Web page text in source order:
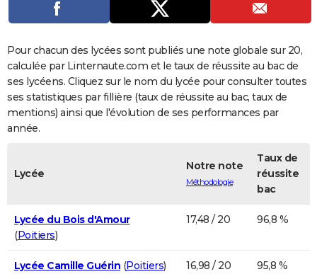
Dictionnaire
Biographies
Expressions
Proverbes
PROGRAMME TV
COPAINS D'AVANT
S'inscrire
Se connecter
Lycées
Collèges
Primaires
Universités
Entreprises
Service militaire
Avis de recherche
AVIS DE DÉCÈS
FORUM
Bricolage
Lifestyle
Culture
Sport
Auto
Television
Voyage
Cinema
Pour chacun des lycées sont publiés une note globale sur 20,
calculée par Linternaute.com et le taux de réussite au bac de
ses lycéens. Cliquez sur le nom du lycée pour consulter toutes
ses statistiques par fillière (taux de réussite au bac, taux de
mentions) ainsi que l'évolution de ses performances par
année.
Lycée
Notre note
Méthodologie
Taux de
réussite
bac
Lycée du Bois d'Amour
(Poitiers)
17,48 / 20 96,8 %
Lycée Camille Guérin (Poitiers) 16,98 / 20 95,8 %